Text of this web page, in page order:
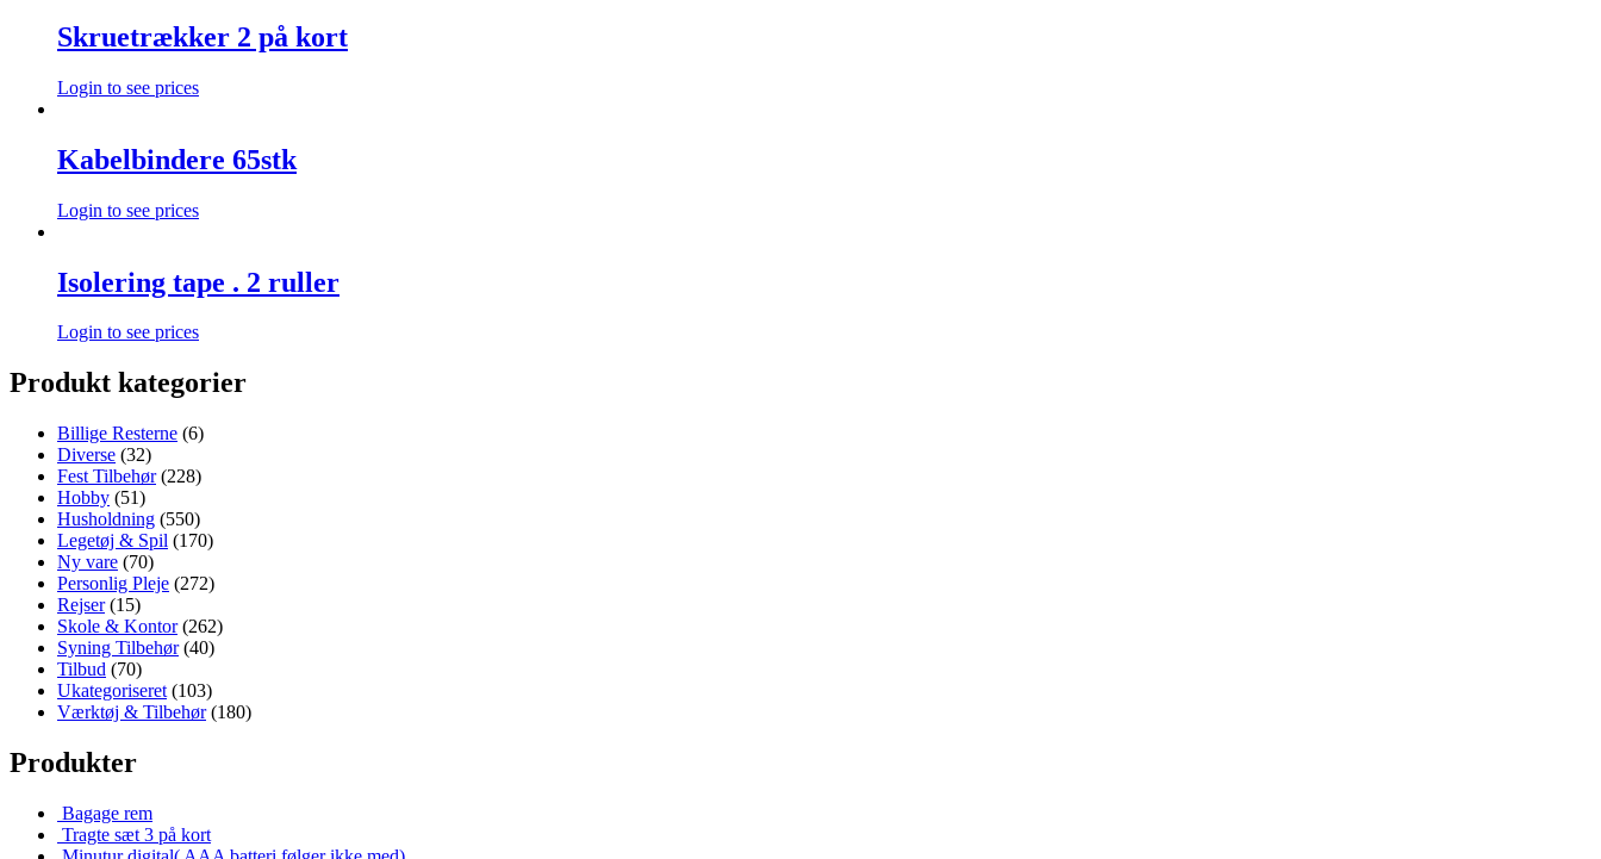
Skruetrækker 2 på kort
Login to see prices
Kabelbindere 65stk
Login to see prices
Isolering tape . 2 ruller
Login to see prices
Produkt kategorier
Billige Resterne (6)
Diverse (32)
Fest Tilbehør (228)
Hobby (51)
Husholdning (550)
Legetøj & Spil (170)
Ny vare (70)
Personlig Pleje (272)
Rejser (15)
Skole & Kontor (262)
Syning Tilbehør (40)
Tilbud (70)
Ukategoriseret (103)
Værktøj & Tilbehør (180)
Produkter
Bagage rem
Tragte sæt 3 på kort